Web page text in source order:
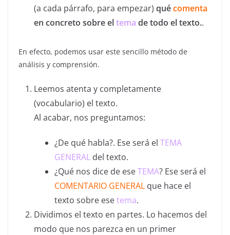
(a cada párrafo, para empezar) quécomenta
en concreto sobre eltema de todo el texto..
En efecto, podemos usar este sencillo método de
análisis y comprensión.
Leemos atenta y completamente
(vocabulario) el texto.
Al acabar, nos preguntamos:
¿De qué habla?. Ese será el TEMA
GENERAL del texto.
¿Qué nos dice de eseTEMA? Ese será el
COMENTARIO GENERAL que hace el
texto sobre esetema.
Dividimos el texto en partes. Lo hacemos del
modo que nos parezca en un primer